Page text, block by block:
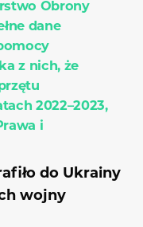
Obrony
dane
z nich, że
2022–2023,
i
do Ukrainy
wojny